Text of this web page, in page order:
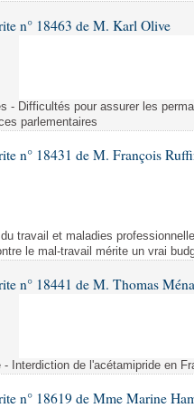
n° 18463 de M. Karl Olive
- Difficultés pour assurer les
parlementaires
n° 18431 de M. François
travail et maladies
le mal-travail mérite un vrai
n° 18441 de M. Thomas
- Interdiction de l'acétamipride en
n° 18619 de Mme Marine